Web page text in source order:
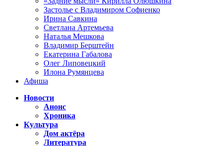
Застолье с Владимиром Софиенко
Ирина Савкина
Светлана Артемьева
Наталья Мешкова
Владимир Берштейн
Екатерина Габалова
Олег Липовецкий
Илона Румянцева
Афиша
Новости
Анонс
Хроника
Культура
Дом актёра
Литература